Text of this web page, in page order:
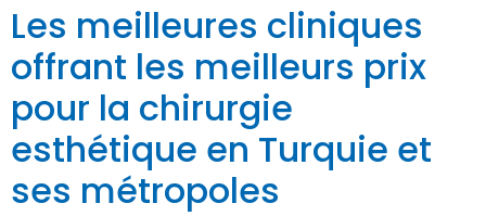
Les meilleures cliniques
offrant les meilleurs prix
pour la chirurgie
esthétique en Turquie et
ses métropoles